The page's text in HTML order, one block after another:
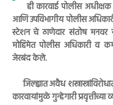
ही कारवाई पोलीस
आणि उपविभागीय पोलीस
स्टेशन चे ठाणेदार संतोष मनवर
मोहिमेत पोलीस अधिकारी व
जेरबंद केले.
जिल्ह्यात अवैध
कारवायांमुळे गुन्हेगारी